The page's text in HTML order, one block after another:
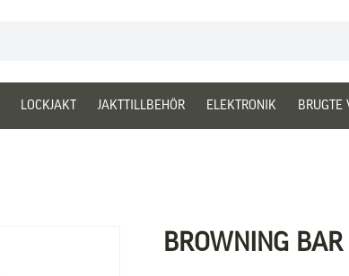
LOCKJAKT JAKTTILLBEHÖR ELEKTRONIK BRUGTE
BROWNING